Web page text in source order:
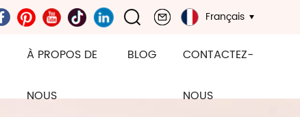
Français
À PROPOS DE
NOUS
BLOG CONTACTEZ-
NOUS